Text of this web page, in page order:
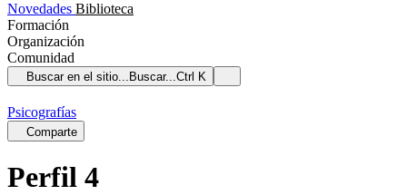
Novedades Biblioteca
Formación
Organización
Comunidad
Buscar en el sitio... Buscar...Ctrl K
Psicografías
Comparte
Perfil 4